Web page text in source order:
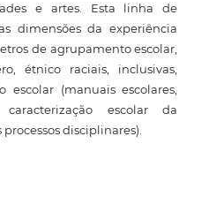
e artes. Esta linha de
dimensões da experiência
de agrupamento escolar,
étnico raciais, inclusivas,
(manuais escolares,
escolar da
disciplinares).